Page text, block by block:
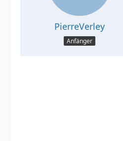
PierreVerley
Anfänger